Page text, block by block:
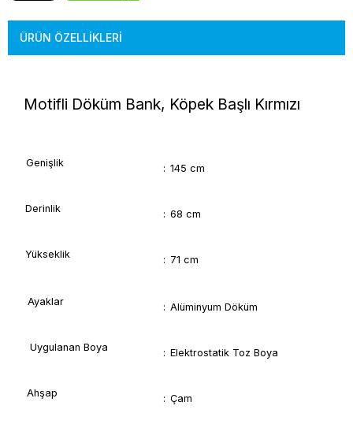
ÜRÜN ÖZELLIKLERI
Motifli Döküm Bank, Köpek Başlı Kırmızı
Genişlik : 145 cm
Derinlik : 68 cm
Yükseklik : 71 cm
Ayaklar : Alüminyum Döküm
Uygulanan Boya : Elektrostatik Toz Boya
Ahşap : Çam